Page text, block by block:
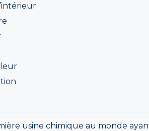
usine chimique au monde